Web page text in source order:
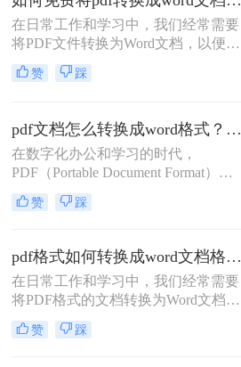
以下是三种将PDF文件免费转换成
Word文档的方法，让您无需付费即可
实现格式转换。
在日常工作和学习中，我们经常需要
将PDF文件转换为Word文档，以便进
行编辑、修改或格式调整。虽然市面
上有许多专业的PDF转Word工具，但
付费。幸运的是，有许多免费的方法
可以实现PDF到Word的转换。那么如
何免费将pdf转换成word文档呢？本文
将详细介绍几种免费将PDF转换成
Word文档的方法，帮助用户轻松完成
转换任务。
赞 踩
pdf文档怎么转换成word格式？这4种转换方法快来看！
在数字化办公和学习的时代，
PDF（Portable Document Format）因
其跨平台、保持文档原貌的特性而广
受欢迎。然而，有时我们需要对PDF
为Word格式就显得尤为重要。那么
pdf文档怎么转换成word格式呢？本文
将详细介绍几种将PDF文档转换成
Word格式的方法，帮助用户轻松完成
转换工作。
赞 踩
pdf格式如何转换成word文档格式？教你三个PDF转换方法！
在日常工作和学习中，我们经常需要
将PDF格式的文档转换为Word文档格
式，以便进行编辑、修改或格式调
整。PDF虽然以其跨平台兼容性和安
赞 踩